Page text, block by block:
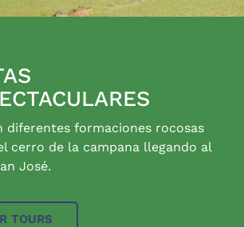
diferentes formaciones rocosas
cerro de la campana llegando al
José.
TOURS